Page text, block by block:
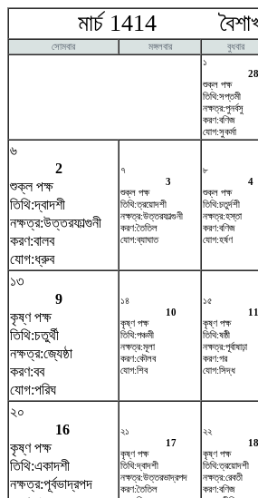
মার্চ 1414
সোমবার মঙ্গলবার বুধবার
১
28
শুক্ল পক্ষ
তিথি:সপ্তমী
নক্ষত্র:পুনর্বসু
করণ:বণিজ
যোগ:সুকর্মা
৬
2
শুক্ল পক্ষ
তিথি:দ্বাদশী
নক্ষত্র:উত্তরফাল্গুনী
করণ:বালব
যোগ:ধ্রুব
৭
3
শুক্ল পক্ষ
তিথি:ত্রয়োদশী
নক্ষত্র:উত্তরফাল্গুনী
করণ:তৈতিল
যোগ:ব্যাঘাত
৮
4
শুক্ল পক্ষ
তিথি:চতুর্দশী
নক্ষত্র:হস্তা
করণ:বণিজ
যোগ:হর্ষণ
১৩
9
কৃষ্ণ পক্ষ
তিথি:চতুর্থী
নক্ষত্র:জ্যেষ্ঠা
করণ:বব
যোগ:পরিঘ
১৪
10
কৃষ্ণ পক্ষ
তিথি:পঞ্চমী
নক্ষত্র:মূলা
করণ:কৌলব
যোগ:শিব
১৫
11
কৃষ্ণ পক্ষ
তিথি:ষষ্ঠী
নক্ষত্র:পূর্বাষাঢ়া
করণ:গর
যোগ:সিদ্ধ
২০
16
কৃষ্ণ পক্ষ
তিথি:একাদশী
নক্ষত্র:পূর্বভাদ্রপদ
২১
17
কৃষ্ণ পক্ষ
তিথি:দ্বাদশী
নক্ষত্র:উত্তরভাদ্রপদ
করণ:তৈতিল
২২
18
কৃষ্ণ পক্ষ
তিথি:ত্রয়োদশী
নক্ষত্র:রেবতী
করণ:বণিজ